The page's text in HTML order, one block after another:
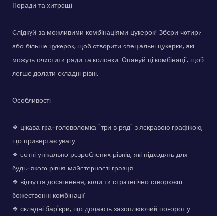
Поради та хитрощі
Слідкуй за можливими комбінаціями цукерок! Збери чотири
або більше цукерок, щоб створити спеціальні цукерки, які
можуть очистити ряди та колонки. Опануй ці комбінації, щоб
легше долати складні рівні.
Особливості
❖ цікава гра-головоломка "три в ряд" з яскравою графікою,
що привертає увагу
❖ сотні унікально розроблених рівнів, які підходять для
будь-якого рівня майстерності гравця
❖ відчуття досягнення, коли ти стратегічно створюєш
божественні комбінації
❖ складні бар'єри, що додають захоплюючий поворот у